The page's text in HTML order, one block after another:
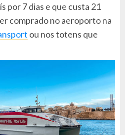
por 7 dias e que custa 21
comprado no aeroporto na
ou nos totens que